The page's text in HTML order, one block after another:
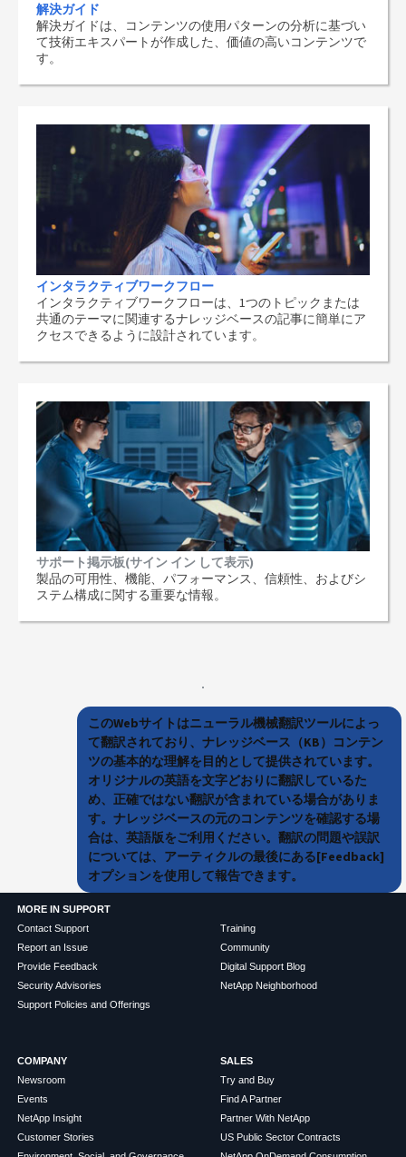
解決ガイド
解決ガイドは、コンテンツの使用パターンの分析に基づい
て技術エキスパートが作成した、価値の高いコンテンツで
す。
インタラクティブワークフロー
インタラクティブワークフローは、1つのトピックまたは
共通のテーマに関連するナレッジベースの記事に簡単にア
クセスできるように設計されています。
サポート掲示板(サイン イン して表示)
製品の可用性、機能、パフォーマンス、信頼性、およびシ
ステム構成に関する重要な情報。
このWebサイトはニューラル機械翻訳ツールによっ
て翻訳されており、ナレッジベース（KB）コンテン
ツの基本的な理解を目的として提供されています。
オリジナルの英語を文字どおりに翻訳しているた
め、正確ではない翻訳が含まれている場合がありま
す。ナレッジベースの元のコンテンツを確認する場
合は、英語版をご利用ください。翻訳の問題や誤訳
については、アーティクルの最後にある[Feedback]
オプションを使用して報告できます。
MORE IN SUPPORT
Contact Support
Report an Issue
Provide Feedback
Security Advisories
Support Policies and Offerings
Training
Community
Digital Support Blog
NetApp Neighborhood
COMPANY
Newsroom
Events
NetApp Insight
Customer Stories
SALES
Try and Buy
Find A Partner
Partner With NetApp
US Public Sector Contracts